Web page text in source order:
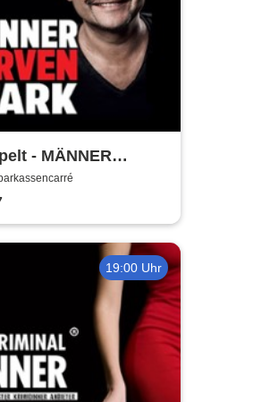
- MÄNNER
STARK
19:00 Uhr